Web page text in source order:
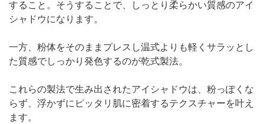
すること。そうすることで、しっとり柔らかい質感のアイ
シャドウになります。
一方、粉体をそのままプレスし温式よりも軽くサラッとし
た質感でしっかり発色するのが乾式製法。
これらの製法で生み出されたアイシャドウは、粉っぽくな
らず、浮かずにピッタリ肌に密着するテクスチャーを叶え
ます。